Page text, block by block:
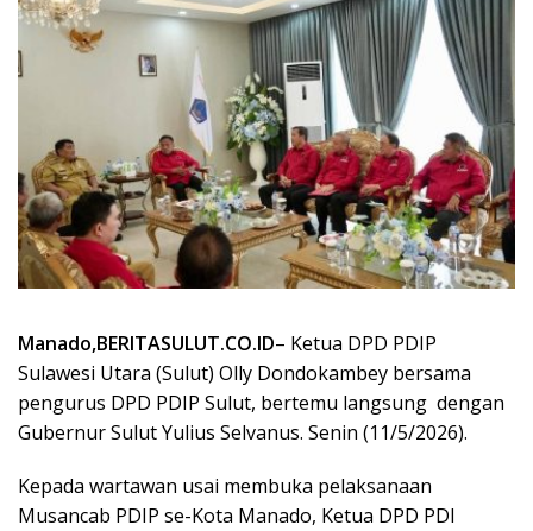
Manado,BERITASULUT.CO.ID– Ketua DPD PDIP
Sulawesi Utara (Sulut) Olly Dondokambey bersama
pengurus DPD PDIP Sulut, bertemu langsung dengan
Gubernur Sulut Yulius Selvanus. Senin (11/5/2026).
Kepada wartawan usai membuka pelaksanaan
Musancab PDIP se-Kota Manado, Ketua DPD PDI